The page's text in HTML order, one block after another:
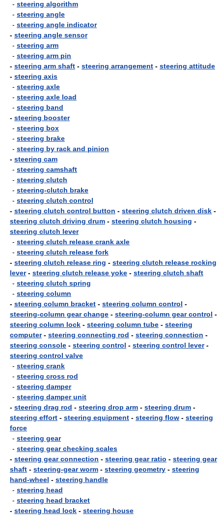
- steering algorithm
- steering angle
- steering angle indicator
- steering angle sensor
- steering arm
- steering arm pin
- steering arm shaft - steering arrangement - steering attitude
- steering axis
- steering axle
- steering axle load
- steering band
- steering booster
- steering box
- steering brake
- steering by rack and pinion
- steering cam
- steering camshaft
- steering clutch
- steering-clutch brake
- steering clutch control
- steering clutch control button - steering clutch driven disk -
steering clutch driving drum - steering clutch housing -
steering clutch lever
- steering clutch release crank axle
- steering clutch release fork
- steering clutch release ring - steering clutch release rocking
lever- steering clutch release yoke - steering clutch shaft
- steering clutch spring
- steering column
- steering column bracket - steering column control -
steering-column gear change - steering-column gear control -
steering column lock - steering column tube - steering
computer- steering connecting rod - steering connection -
steering console - steering control - steering control lever-
steering control valve
- steering crank
- steering cross rod
- steering damper
- steering damper unit
- steering drag rod - steering drop arm - steering drum -
steering effort - steering equipment - steering flow - steering
force
- steering gear
- steering gear checking scales
- steering gear connection - steering gear ratio - steering gear
shaft - steering-gear worm - steering geometry - steering
hand-wheel - steering handle
- steering head
- steering head bracket
- steering head lock - steering house